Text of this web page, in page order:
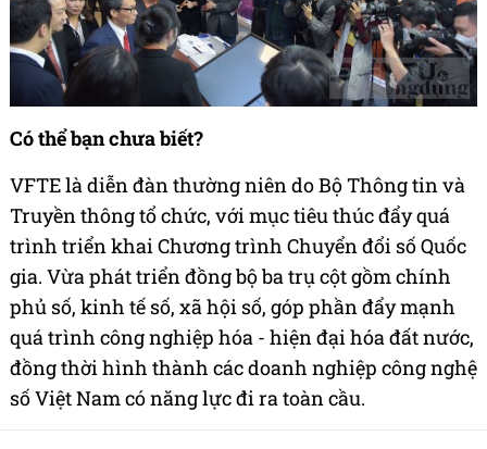
Có thể bạn chưa biết?
VFTE là diễn đàn thường niên do Bộ Thông tin và
Truyền thông tổ chức, với mục tiêu thúc đẩy quá
trình triển khai Chương trình Chuyển đổi số Quốc
gia. Vừa phát triển đồng bộ ba trụ cột gồm chính
phủ số, kinh tế số, xã hội số, góp phần đẩy mạnh
quá trình công nghiệp hóa - hiện đại hóa đất nước,
đồng thời hình thành các doanh nghiệp công nghệ
số Việt Nam có năng lực đi ra toàn cầu.